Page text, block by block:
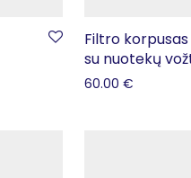
Filtro
su nuotekų
60.00 €